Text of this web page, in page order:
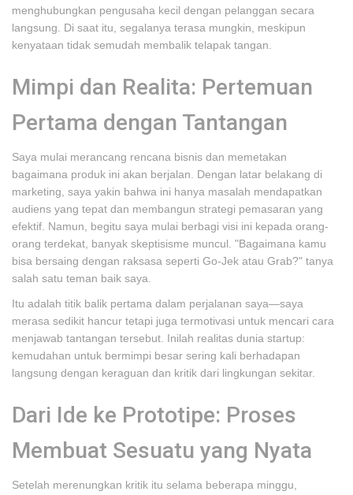
menghubungkan pengusaha kecil dengan pelanggan secara
langsung. Di saat itu, segalanya terasa mungkin, meskipun
kenyataan tidak semudah membalik telapak tangan.
Mimpi dan Realita: Pertemuan
Pertama dengan Tantangan
Saya mulai merancang rencana bisnis dan memetakan
bagaimana produk ini akan berjalan. Dengan latar belakang di
marketing, saya yakin bahwa ini hanya masalah mendapatkan
audiens yang tepat dan membangun strategi pemasaran yang
efektif. Namun, begitu saya mulai berbagi visi ini kepada orang-
orang terdekat, banyak skeptisisme muncul. "Bagaimana kamu
bisa bersaing dengan raksasa seperti Go-Jek atau Grab?" tanya
salah satu teman baik saya.
Itu adalah titik balik pertama dalam perjalanan saya—saya
merasa sedikit hancur tetapi juga termotivasi untuk mencari cara
menjawab tantangan tersebut. Inilah realitas dunia startup:
kemudahan untuk bermimpi besar sering kali berhadapan
langsung dengan keraguan dan kritik dari lingkungan sekitar.
Dari Ide ke Prototipe: Proses
Membuat Sesuatu yang Nyata
Setelah merenungkan kritik itu selama beberapa minggu,